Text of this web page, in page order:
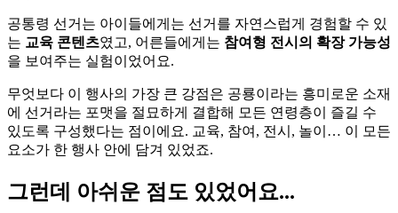
공통령 선거는 아이들에게는 선거를 자연스럽게 경험할 수 있
는 교육 콘텐츠였고, 어른들에게는 참여형 전시의 확장 가능성
을 보여주는 실험이었어요.
무엇보다 이 행사의 가장 큰 강점은 공룡이라는 흥미로운 소재
에 선거라는 포맷을 절묘하게 결합해 모든 연령층이 즐길 수
있도록 구성했다는 점이에요. 교육, 참여, 전시, 놀이… 이 모든
요소가 한 행사 안에 담겨 있었죠.
그런데 아쉬운 점도 있었어요...